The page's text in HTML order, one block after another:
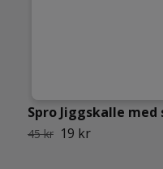
Spro Jiggskalle
45 kr 19 kr